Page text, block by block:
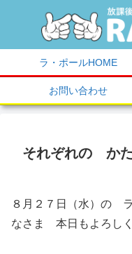
ラ・ポールHOME
お問い合わせ
それぞれの か
８月２７日（水）の
なさま 本日もよろし